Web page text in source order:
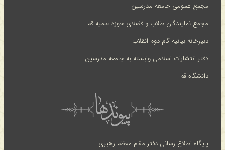
مجمع عمومی جامعه مدرسین
مجمع نمایندگان طلاب و فضلای حوزه علمیه قم
دبیرخانه بیانیه گام دوم انقلاب
دفتر انتشارات اسلامی وابسته به جامعه مدرسین
دانشگاه قم
پایگاه اطلاع رسانی دفتر مقام معظم رهبری